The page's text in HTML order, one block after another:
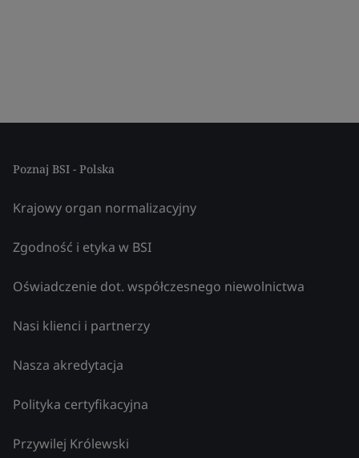
Poznaj BSI - Polska
Krajowy organ normalizacyjny
Zgodność i etyka w BSI
Oświadczenie dot. współczesnego niewolnictwa
Nasi klienci i partnerzy
Nasza akredytacja
Polityka certyfikacyjna
Przywilej Królewski